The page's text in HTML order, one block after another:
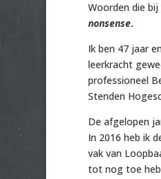
Woorden die
nonsense.
Ik ben 47 jaar
leerkracht
professioneel
Stenden
De afgelopen
In 2016 heb ik
vak van
tot nog toe heb